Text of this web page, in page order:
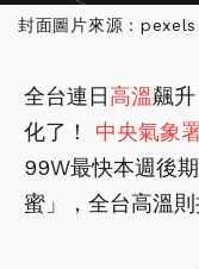
封面圖片來源：pexels
全台連日高溫飆
化了！ 中央氣象
99W最快本週後
蜜」，全台高溫則